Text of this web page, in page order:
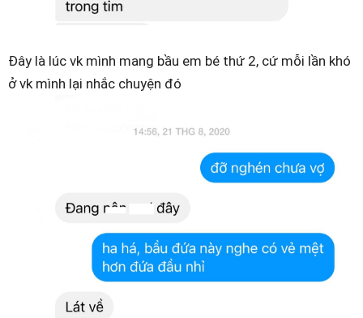
Đây là lúc vk mình mang bầu em bé thứ 2, cứ mỗi lần khó
ở vk mình lại nhắc chuyện đó